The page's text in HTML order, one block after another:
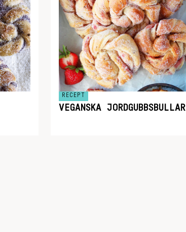
RECEPT
VEGANSKA JORDGUBBSBULLAR